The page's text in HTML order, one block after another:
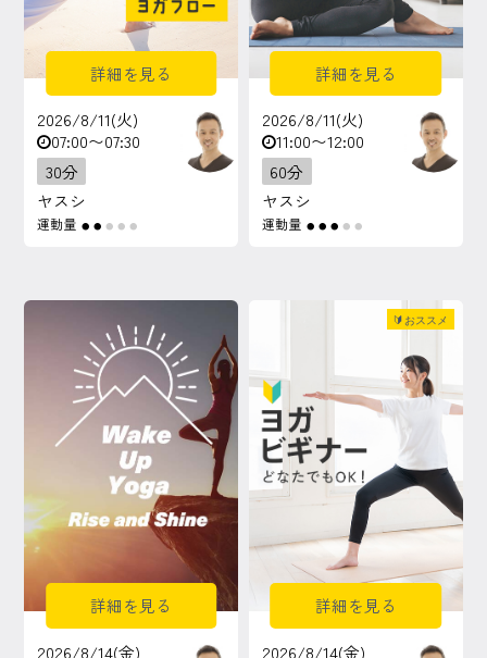
詳細を見る
2026/8/11(火)
07:00〜07:30
30分
ヤスシ
運動量 ● ● ● ● ●
詳細を見る
2026/8/11(火)
11:00〜12:00
60分
ヤスシ
運動量 ● ● ● ● ●
詳細を見る
2026/8/14(金)
🔰おススメ
詳細を見る
2026/8/14(金)